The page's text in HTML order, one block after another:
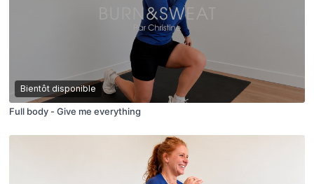
Bientôt disponible
Full body - Give me everything